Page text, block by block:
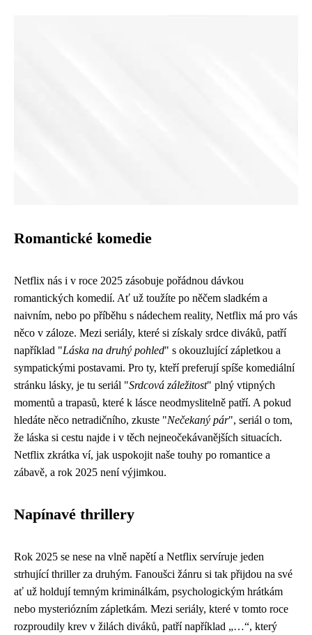
Romantické komedie
Netflix nás i v roce 2025 zásobuje pořádnou dávkou
romantických komedií. Ať už toužíte po něčem sladkém a
naivním, nebo po příběhu s nádechem reality, Netflix má pro vás
něco v záloze. Mezi seriály, které si získaly srdce diváků, patří
například "Láska na druhý pohled" s okouzlující zápletkou a
sympatickými postavami. Pro ty, kteří preferují spíše komediální
stránku lásky, je tu seriál "Srdcová záležitost" plný vtipných
momentů a trapasů, které k lásce neodmyslitelně patří. A pokud
hledáte něco netradičního, zkuste "Nečekaný pár", seriál o tom,
že láska si cestu najde i v těch nejneočekávanějších situacích.
Netflix zkrátka ví, jak uspokojit naše touhy po romantice a
zábavě, a rok 2025 není výjimkou.
Napínavé thrillery
Rok 2025 se nese na vlně napětí a Netflix servíruje jeden
strhující thriller za druhým. Fanoušci žánru si tak přijdou na své
ať už holdují temným kriminálkám, psychologickým hrátkám
nebo mysteriózním zápletkám. Mezi seriály, které v tomto roce
rozproudily krev v žilách diváků, patří například „…“, který